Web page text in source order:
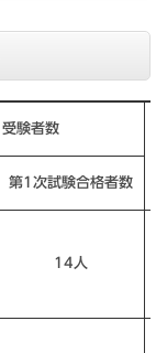
受験者数
第1次試験合格者数
14人